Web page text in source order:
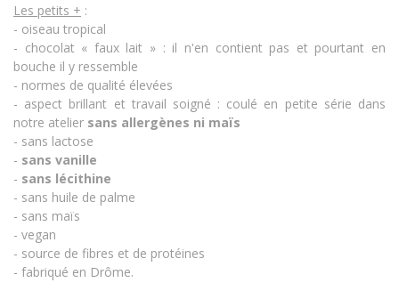
Les petits + :
- oiseau tropical
- chocolat « faux lait » : il n'en contient pas et pourtant en
bouche il y ressemble
- normes de qualité élevées
- aspect brillant et travail soigné : coulé en petite série dans
notre atelier sans allergènes ni maïs
- sans lactose
- sans vanille
- sans lécithine
- sans huile de palme
- sans maïs
- vegan
- source de fibres et de protéines
- fabriqué en Drôme.